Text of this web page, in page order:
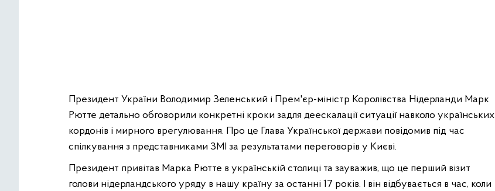
Президент України Володимир Зеленський і Прем'єр-міністр Королівства Нідерланди Марк
Рютте детально обговорили конкретні кроки задля деескалації ситуації навколо українських
кордонів і мирного врегулювання. Про це Глава Української держави повідомив під час
спілкування з представниками ЗМІ за результатами переговорів у Києві.
Президент привітав Марка Рютте в українській столиці та зауважив, що це перший візит
голови нідерландського уряду в нашу країну за останні 17 років. І він відбувається в час, коли